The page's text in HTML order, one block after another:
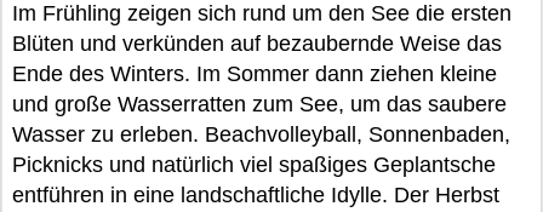
Im Frühling zeigen sich rund um den See die ersten
Blüten und verkünden auf bezaubernde Weise das
Ende des Winters. Im Sommer dann ziehen kleine
und große Wasserratten zum See, um das saubere
Wasser zu erleben. Beachvolleyball, Sonnenbaden,
Picknicks und natürlich viel spaßiges Geplantsche
entführen in eine landschaftliche Idylle. Der Herbst